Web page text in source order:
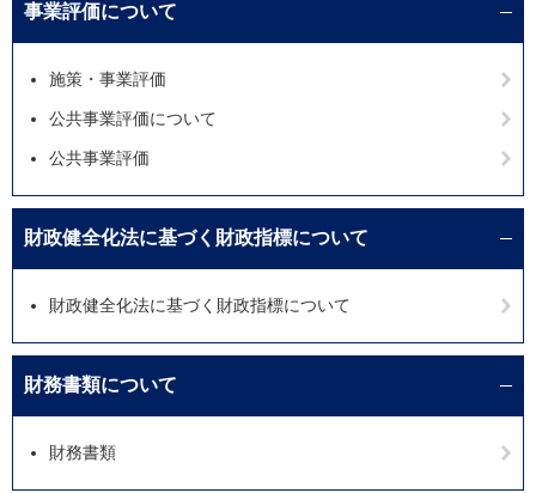
事業評価について
施策・事業評価
公共事業評価について
公共事業評価
財政健全化法に基づく財政指標について
財政健全化法に基づく財政指標について
財務書類について
財務書類